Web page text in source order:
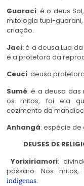
Guaraci: é o deus
mitologia tupi-guarani,
criação.
Jaci: é a deusa Lua
é a protetora da
Ceuci: deusa
Sumé: é a deusa das
os mitos, foi ela
cozimento da
Anhangá: espécie de
DEUSES DE
Yorixiriamori:
pássaro. Nos
indígenas.